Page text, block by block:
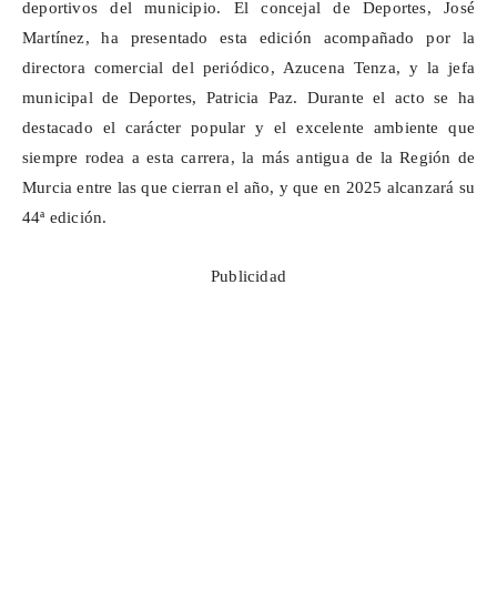
deportivos del municipio. El concejal de Deportes, José
Martínez, ha presentado esta edición acompañado
por la
directora comercial del periódico, Azucena Tenza, y la jefa
municipal de Deportes, Patricia Paz. Durante el acto se ha
destacado el carácter popular y el excelente ambiente que
siempre rodea a esta carrera, la más antigua de la Región de
Murcia entre las que cierran el año, y que en 2025 alcanzará su
44ª edición.
Publicidad